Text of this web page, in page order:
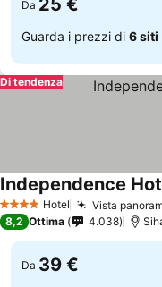
Da 25 €
Guarda i prezzi di 6 siti
Di tendenza
4 Stelle Hotel Vista
Independence
8,2 Ottima 4.038
Da 39 €